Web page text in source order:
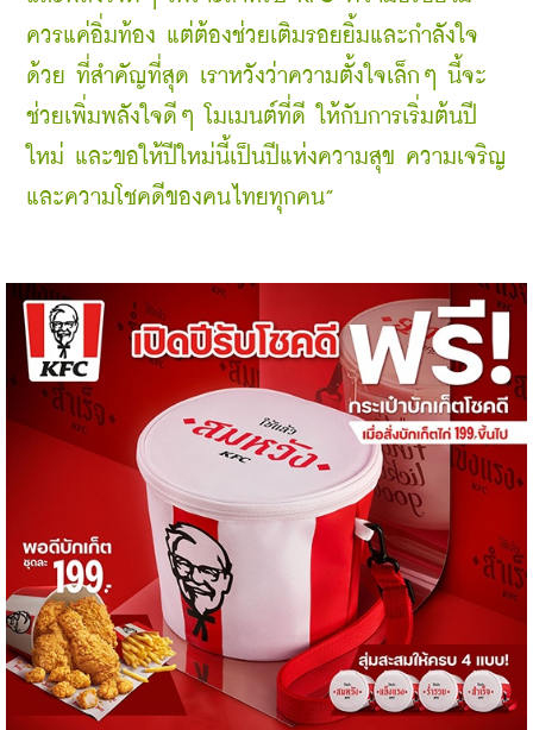
ควรแค่อิ่มท้อง แต่ต้องช่วยเติมรอยยิ้มและกำลังใจ
ด้วย ที่สำคัญที่สุด เราหวังว่าความตั้งใจเล็กๆ นี้จะ
ช่วยเพิ่มพลังใจดีๆ โมเมนต์ที่ดี ให้กับการเริ่มต้นปี
ใหม่ และขอให้ปีใหม่นี้เป็นปีแห่งความสุข ความเจริญ
และความโชคดีของคนไทยทุกคน”